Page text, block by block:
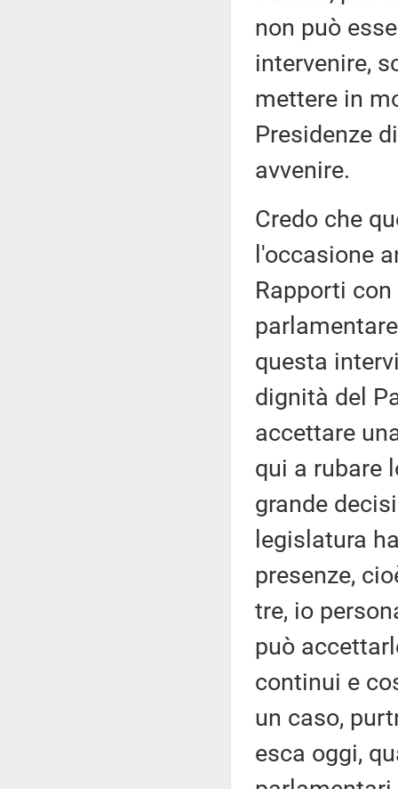
non può
intervenire,
mettere in
Presidenze
avvenire.
Credo che
l'occasione
Rapporti
questa
dignità del
accettare
qui a rubare
grande
legislatura
presenze,
tre, io
può
continui e
un caso,
esca oggi,